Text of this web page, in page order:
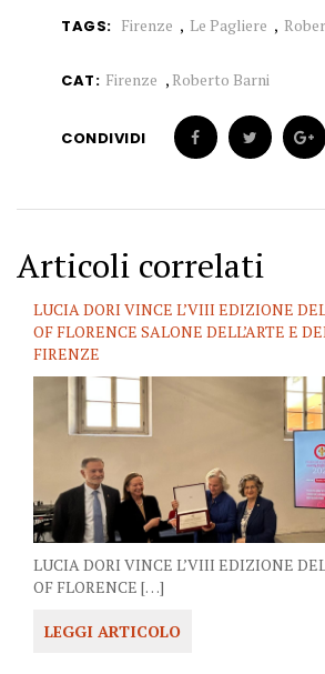
TAGS: Firenze Le Pagliere
CAT: Firenze , Roberto Barni
CONDIVIDI
Articoli correlati
LUCIA DORI VINCE L’VIII EDIZIONE
OF FLORENCE SALONE DELL’ARTE E
FIRENZE
LUCIA DORI VINCE L’VIII EDIZIONE
OF FLORENCE […]
LEGGI ARTICOLO